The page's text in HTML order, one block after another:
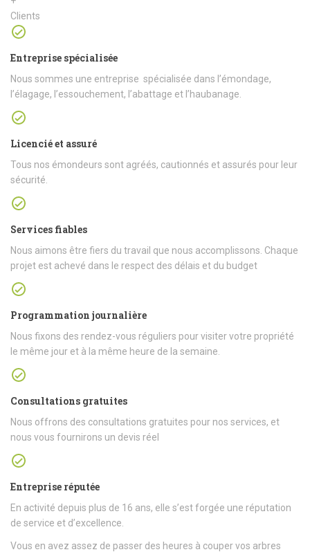
Clients
Entreprise spécialisée
Nous sommes une entreprise spécialisée dans l’émondage,
l’élagage, l’essouchement, l’abattage et l’haubanage.
Licencié et assuré
Tous nos émondeurs sont agréés, cautionnés et assurés pour leur
sécurité.
Services fiables
Nous aimons être fiers du travail que nous accomplissons. Chaque
projet est achevé dans le respect des délais et du budget
Programmation journalière
Nous fixons des rendez-vous réguliers pour visiter votre propriété
le même jour et à la même heure de la semaine.
Consultations gratuites
Nous offrons des consultations gratuites pour nos services, et
nous vous fournirons un devis réel
Entreprise réputée
En activité depuis plus de 16 ans, elle s’est forgée une réputation
de service et d’excellence.
Vous en avez assez de passer des heures à couper vos arbres